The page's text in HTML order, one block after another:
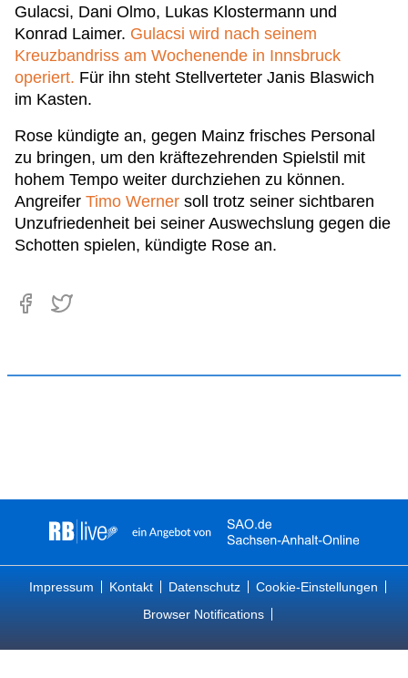
Gulacsi, Dani Olmo, Lukas Klostermann und
Konrad Laimer. Gulacsi wird nach seinem
Kreuzbandriss am Wochenende in Innsbruck
operiert. Für ihn steht Stellverteter Janis Blaswich
im Kasten.
Rose kündigte an, gegen Mainz frisches Personal
zu bringen, um den kräftezehrenden Spielstil mit
hohem Tempo weiter durchziehen zu können.
Angreifer Timo Werner soll trotz seiner sichtbaren
Unzufriedenheit bei seiner Auswechslung gegen die
Schotten spielen, kündigte Rose an.
Impressum Kontakt Datenschutz
Cookie-Einstellungen
Browser Notifications